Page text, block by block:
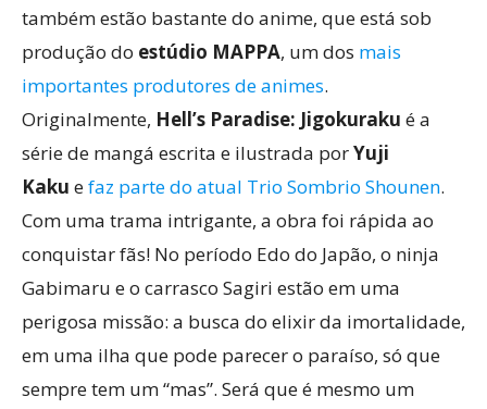
também estão bastante do anime, que está sob
produção do estúdio MAPPA, um dos mais
importantes produtores de animes.
Originalmente, Hell’s Paradise: Jigokuraku é a
série de mangá escrita e ilustrada porYuji
Kaku efaz parte do atual Trio Sombrio Shounen.
Com uma trama intrigante, a obra foi rápida ao
conquistar fãs! No período Edo do Japão, o ninja
Gabimaru e o carrasco Sagiri estão em uma
perigosa missão: a busca do elixir da imortalidade,
em uma ilha que pode parecer o paraíso, só que
sempre tem um “mas”. Será que é mesmo um